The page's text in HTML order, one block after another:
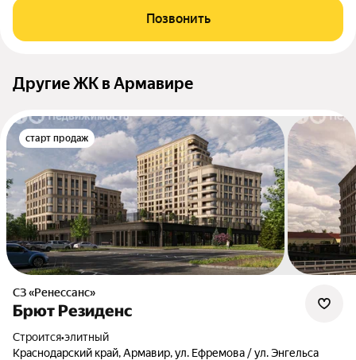
Позвонить
Другие ЖК в Армавире
старт продаж
СЗ «Ренессанс»
Брют Резиденс
Строится•элитный
Краснодарский край, Армавир, ул. Ефремова / ул. Энгельса